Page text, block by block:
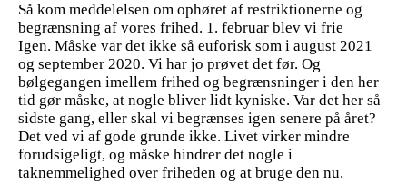
Så kom meddelelsen om ophøret af restriktionerne og
begrænsning af vores frihed. 1. februar blev vi frie
Igen. Måske var det ikke så euforisk som i august 2021
og september 2020. Vi har jo prøvet det før. Og
bølgegangen imellem frihed og begrænsninger i den her
tid gør måske, at nogle bliver lidt kyniske. Var det her så
sidste gang, eller skal vi begrænses igen senere på året?
Det ved vi af gode grunde ikke. Livet virker mindre
forudsigeligt, og måske hindrer det nogle i
taknemmelighed over friheden og at bruge den nu.